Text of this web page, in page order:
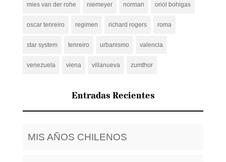
mies van der rohe niemeyer norman oriol bohigas
oscar tenreiro regimen richard rogers roma
star system tenreiro urbanismo valencia
venezuela viena villanueva zumthor
Entradas Recientes
MIS AÑOS CHILENOS